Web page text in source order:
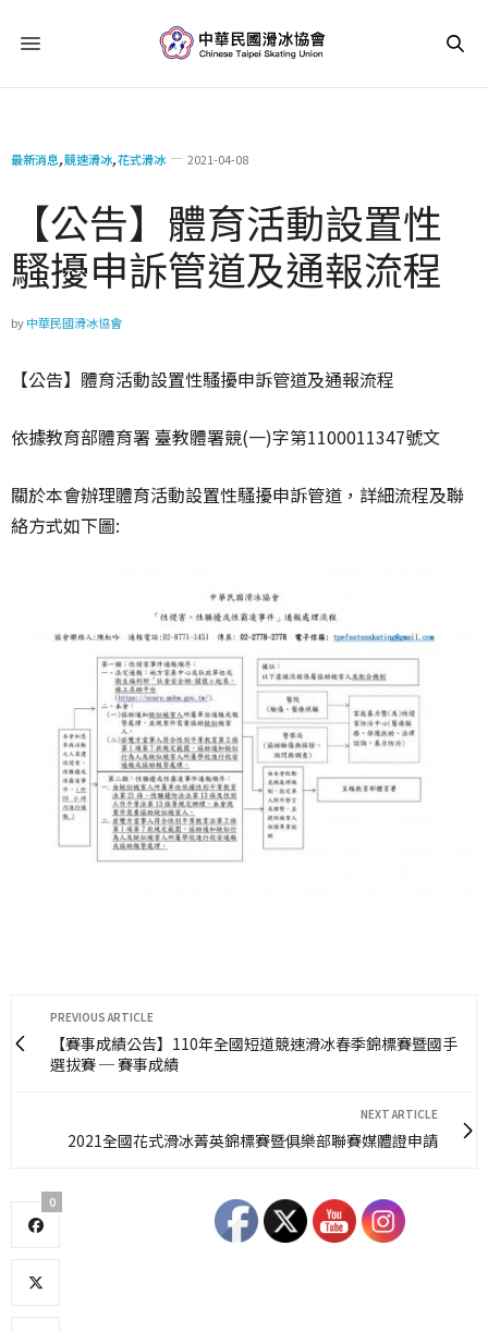
最新消息,競速滑冰,花式滑冰 2021-04-08
【公告】體育活動設置性
騷擾申訴管道及通報流程
by中華民國滑冰協會
【公告】體育活動設置性騷擾申訴管道及通報流程
依據教育部體育署 臺教體署競(一)字第1100011347號文
關於本會辦理體育活動設置性騷擾申訴管道，詳細流程及聯
絡方式如下圖:
PREVIOUS ARTICLE
【賽事成績公告】110年全國短道競速滑冰春季錦標賽暨國手
選拔賽 ─ 賽事成績
NEXT ARTICLE
2021全國花式滑冰菁英錦標賽暨俱樂部聯賽媒體證申請
0